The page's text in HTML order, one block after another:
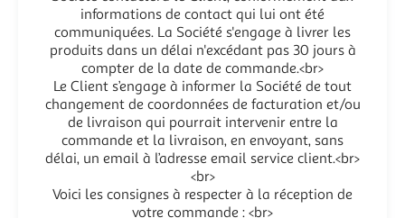
informations de contact qui lui ont été
communiquées. La Société s'engage à livrer les
produits dans un délai n'excédant pas 30 jours à
compter de la date de commande.<br>
Le Client s’engage à informer la Société de tout
changement de coordonnées de facturation et/ou
de livraison qui pourrait intervenir entre la
commande et la livraison, en envoyant, sans
délai, un email à l’adresse email service client.<br>
<br>
Voici les consignes à respecter à la réception de
votre commande : <br>